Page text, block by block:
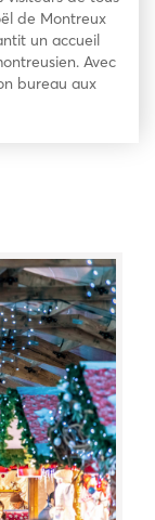
de Montreux
un accueil
Avec
bureau aux